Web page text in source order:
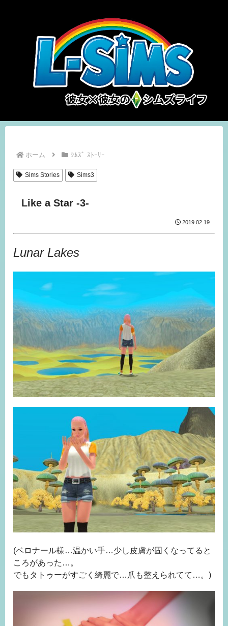
ホーム ｼﾑｽﾞ ｽﾄｰﾘｰ
Sims Stories Sims3
Like a Star -3-
2019.02.19
Lunar Lakes
(ベロナール様…温かい手…少し皮膚が固くなってると
ころがあった…。
でもタトゥーがすごく綺麗で…爪も整えられてて…。)